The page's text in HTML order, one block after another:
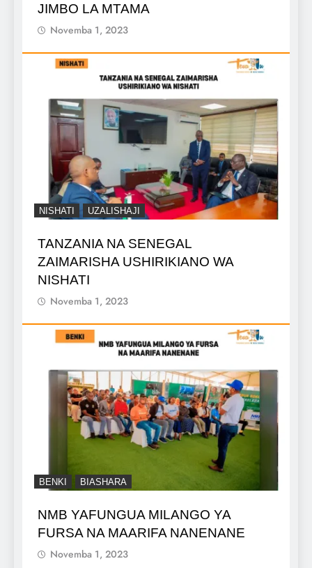
JIMBO LA MTAMA
Novemba 1, 2023
NISHATI UZALISHAJI
TANZANIA NA SENEGAL
ZAIMARISHA USHIRIKIANO WA
NISHATI
Novemba 1, 2023
BENKI BIASHARA
NMB YAFUNGUA MILANGO YA
FURSA NA MAARIFA NANENANE
Novemba 1, 2023